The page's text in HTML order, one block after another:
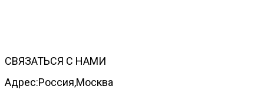
СВЯЗАТЬСЯ С НАМИ
Адрес:Россия,Москва